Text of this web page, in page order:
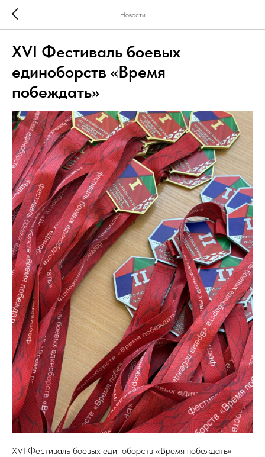
Новости
XVI Фестиваль боевых
единоборств «Время
побеждать»
XVI Фестиваль боевых единоборств «Время побеждать»